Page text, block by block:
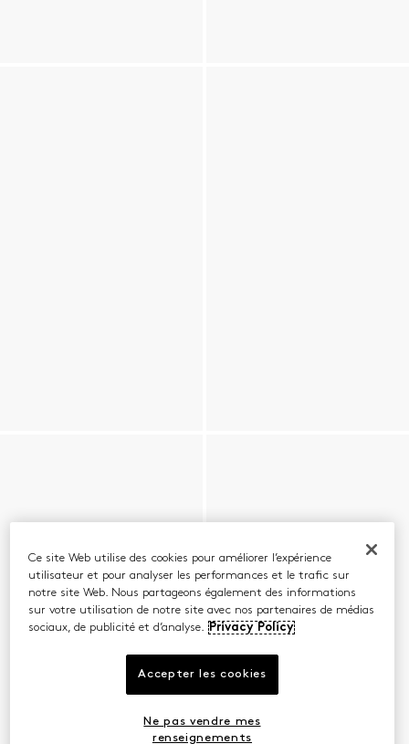
Ce site Web utilise des cookies pour améliorer l’expérience
utilisateur et pour analyser les performances et le trafic sur
notre site Web. Nous partageons également des informations
sur votre utilisation de notre site avec nos partenaires de médias
sociaux, de publicité et d’analyse. Privacy Policy
Accepter les cookies
Ne pas vendre mes
renseignements